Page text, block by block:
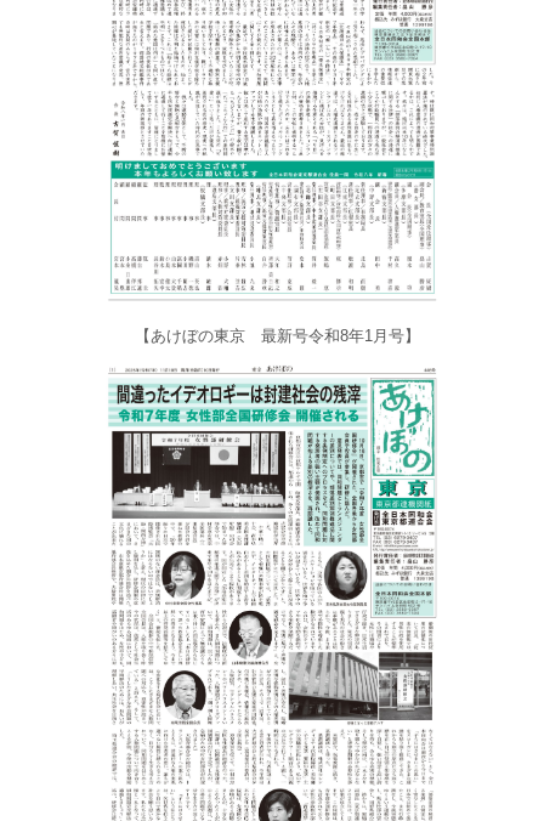
【あけぼの東京 最新号令和8年1月号】